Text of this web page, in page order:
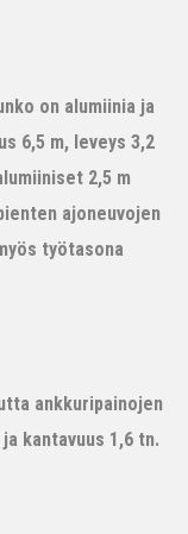
on alumiinia ja
6,5 m, leveys 3,2
2,5 m
ajoneuvojen
työtasona
ankkuripainojen
kantavuus 1,6 tn.